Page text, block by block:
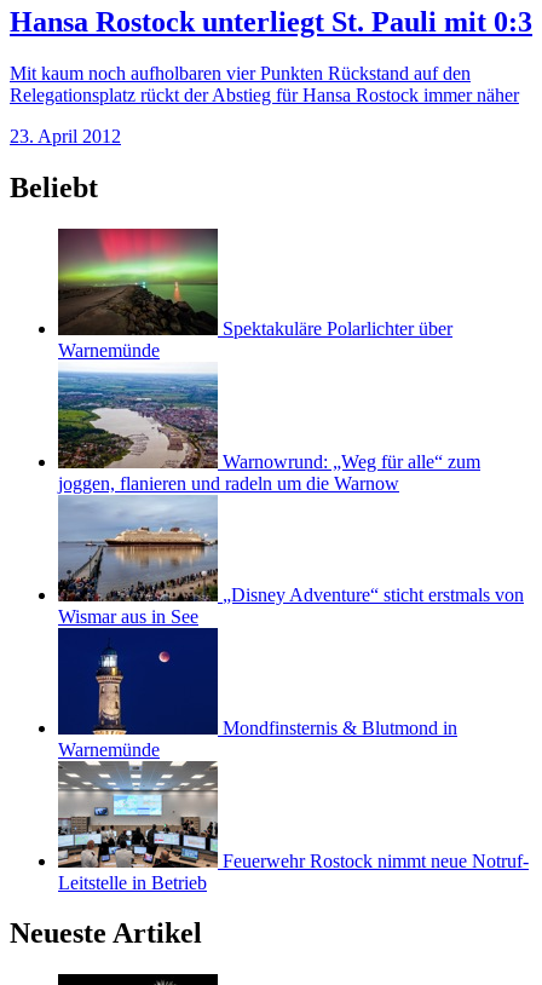
Hansa Rostock unterliegt St. Pauli mit 0:3
Mit kaum noch aufholbaren vier Punkten Rückstand auf den
Relegationsplatz rückt der Abstieg für Hansa Rostock immer näher
23. April 2012
Beliebt
Spektakuläre Polarlichter über
Warnemünde
Warnowrund: „Weg für alle“ zum
joggen, flanieren und radeln um die Warnow
„Disney Adventure“ sticht erstmals von
Wismar aus in See
Mondfinsternis & Blutmond in
Warnemünde
Feuerwehr Rostock nimmt neue Notruf-
Leitstelle in Betrieb
Neueste Artikel